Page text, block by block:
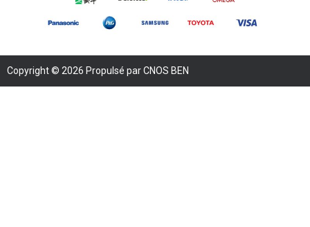
Copyright © 2026 Propulsé par CNOS BEN